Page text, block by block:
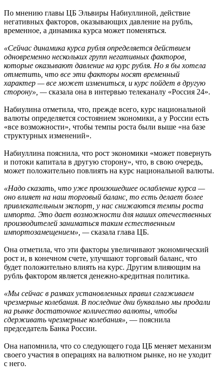
По мнению главы ЦБ Эльвиры Набиуллиной, действие
негативных факторов, оказывающих давление на рубль,
временное, а динамика курса может поменяться.
«Сейчас динамика курса рубля определяется действием
одновременно нескольких групп негативных факторов,
которые оказывают давление на курс рубля. Но я бы хотела
отметить, что все эти факторы носят временный
характер — все может измениться, и курс пойдет в другую
сторону», —сказала она в интервью телеканалу «Россия 24».
Набиулина отметила, что, прежде всего, курс национальной
валюты определяется состоянием экономики, а у России есть
«все возможности», чтобы темпы роста были выше «на базе
структурных изменений».
Набиуллина пояснила, что рост экономики «может повернуть
и потоки капитала в другую сторону», что, в свою очередь,
может положительно повлиять на курс национальной валюты.
«Надо сказать, что уже произошедшее ослабление курса —
оно влияет на наш торговый баланс, то есть делает более
привлекательным экспорт, у нас снижаются темпы роста
импорта. Это дает возможности для наших отечественных
производителей заниматься таким естественным
импортозамещением», —сказала глава ЦБ.
Она отметила, что эти факторы увеличивают экономический
рост и, в конечном счете, улучшают торговый баланс, что
будет положительно влиять на курс. Другим влияющим на
рубль фактором является денежно-кредитная политика.
«Мы сейчас в рамках установленных правил сглаживаем
чрезмерные колебания. В последние дни буквально мы продали
на рынке достаточное количество валюты, чтобы
сдерживать чрезмерные колебания», — пояснила
председатель Банка России.
Она напомнила, что со следующего года ЦБ меняет механизм
своего участия в операциях на валютном рынке, но не уходит
с него.